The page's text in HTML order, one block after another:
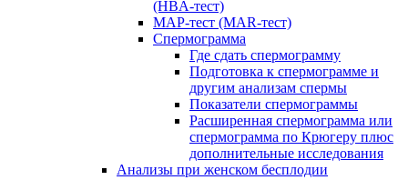
(HBA-тест)
МАР-тест (MAR-тест)
Спермограмма
Где сдать спермограмму
Подготовка к спермограмме и
другим анализам спермы
Показатели спермограммы
Расширенная спермограмма или
спермограмма по Крюгеру плюс
дополнительные исследования
Анализы при женском бесплодии